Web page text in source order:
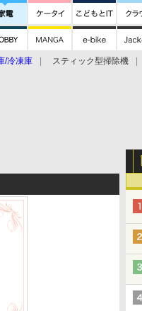
/冷凍庫 スティック型掃除機